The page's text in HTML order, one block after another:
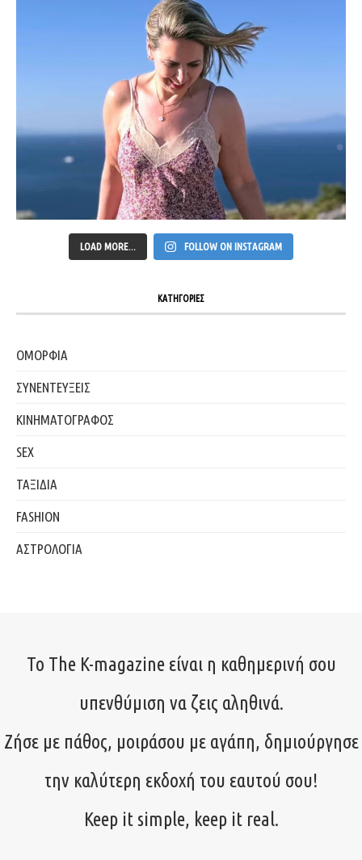
LOAD MORE... FOLLOW ON INSTAGRAM
ΚΑΤΗΓΟΡΙΕΣ
ΟΜΟΡΦΙΑ
ΣΥΝΕΝΤΕΥΞΕΙΣ
ΚΙΝΗΜΑΤΟΓΡΑΦΟΣ
SEX
ΤΑΞΙΔΙΑ
FASHION
ΑΣΤΡΟΛΟΓΙΑ
Το The K-magazine είναι η καθημερινή σου
υπενθύμιση να ζεις αληθινά.
Ζήσε με πάθος, μοιράσου με αγάπη, δημιούργησε
την καλύτερη εκδοχή του εαυτού σου!
Keep it simple, keep it real.